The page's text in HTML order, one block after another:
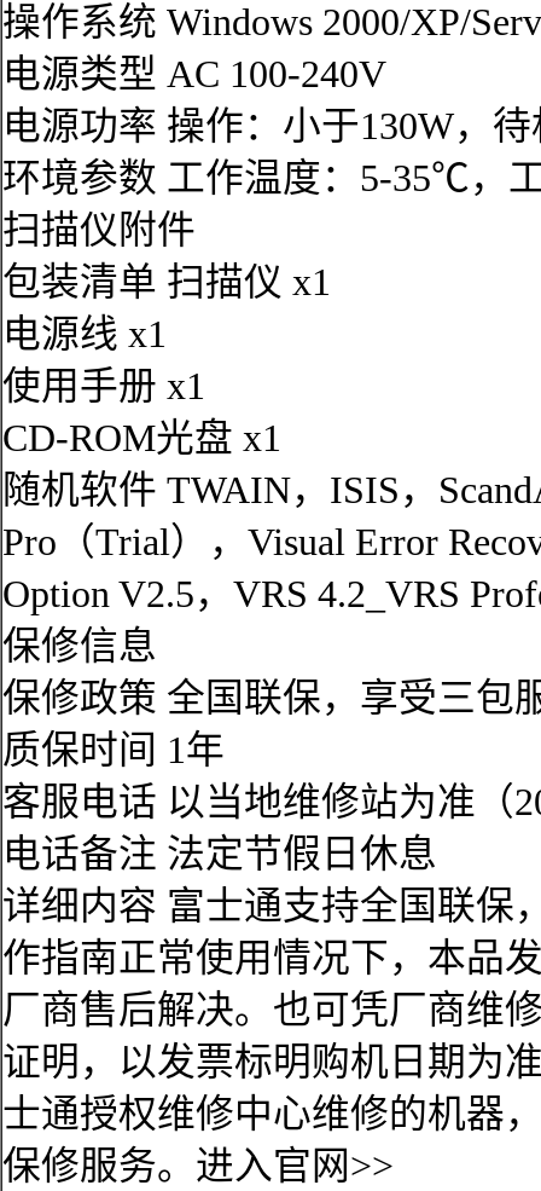
操作系统 Windows 2000/XP/
电源类型 AC 100-240V
电源功率 操作：小于130W，
环境参数 工作温度：5-35℃，
扫描仪附件
包装清单 扫描仪 x1
电源线 x1
使用手册 x1
CD-ROM光盘 x1
随机软件 TWAIN，ISIS，
Pro（Trial），Visual Error
Option V2.5，VRS 4.2_VRS
保修信息
保修政策 全国联保，享受三包
质保时间 1年
客服电话 以当地维修站为准（
电话备注 法定节假日休息
详细内容 富士通支持全国联保
作指南正常使用情况下，本品
厂商售后解决。也可凭厂商维
证明，以发票标明购机日期为
士通授权维修中心维修的机器
保修服务。进入官网>>